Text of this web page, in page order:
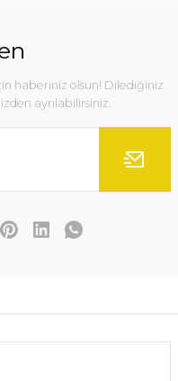
Olta Makinesi
haberiniz olsun! Dilediğiniz
ayrılabilirsiniz.